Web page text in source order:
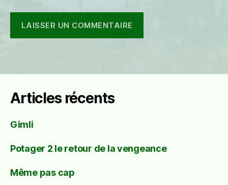
Articles récents
Gimli
Potager 2 le retour de la vengeance
Même pas cap